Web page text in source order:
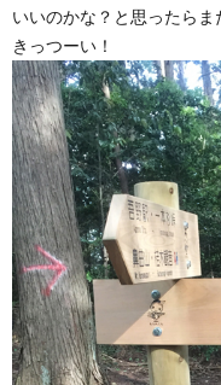
いいのかな？と思ったらま
きっつーい！